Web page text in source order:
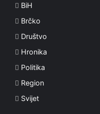
BiH
Brčko
Društvo
Hronika
Politika
Region
Svijet